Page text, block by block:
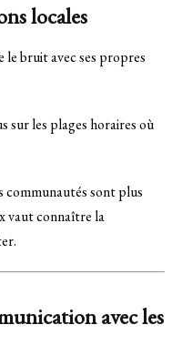
locales
le bruit avec ses propres
sur les plages horaires où
communautés sont plus
vaut connaître la
avec les